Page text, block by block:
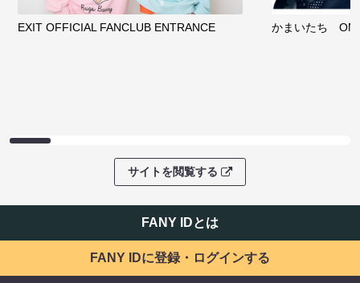
EXIT OFFICIAL FANCLUB ENTRANCE かまいたち
サイトを閲覧する
FANY IDとは
FANY IDに登録・ログインする